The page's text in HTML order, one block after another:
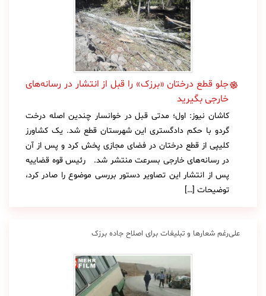
جلو قطع درختان «برزک» را قبل از انتشار در رسانه‌های
خارجی بگیرید
کاشان نیوز: اول؛ مدتی قبل در خوانسار چندین اصله درخت
گردو با حکم دادگستری این شهرستان قطع شد. یک کشاورز
کلیپی از قطع درختان در فضای مجازی پخش کرد و پس از آن
در رسانه‌های خارجی بسرعت منتشر شد. رئیس قوه قضاییه
پس از انتشار این تصاویر دستور بررسی موضوع را صادر کرد،
توضیحات […]
علی‌رغم شعارها و تبلیغات برای اصلاح جاده برزک